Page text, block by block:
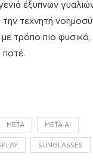
έξυπνων
τεχνητή
τρόπο πιο φυσικό,
ποτέ.
META META AI
SUNGLASSES